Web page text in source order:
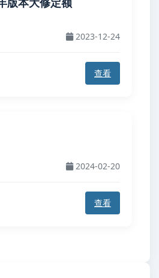
2023-12-24
查看
2024-02-20
查看